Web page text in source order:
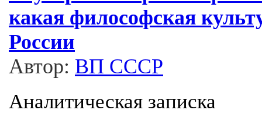
какая философская
России
Автор: ВП СССР
Аналитическая записка